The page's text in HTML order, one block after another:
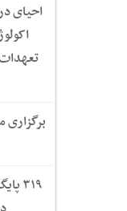
احیای
برگزاری
۳۱۹